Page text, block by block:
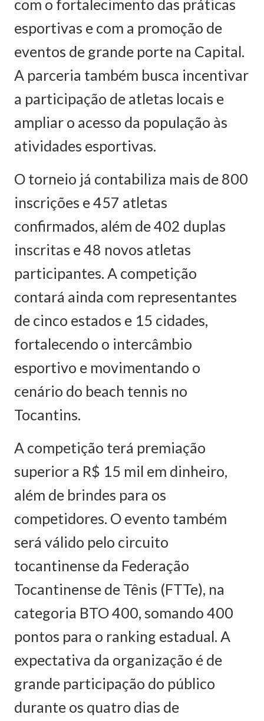
com o fortalecimento das práticas
esportivas e com a promoção de
eventos de grande porte na Capital.
A parceria também busca incentivar
a participação de atletas locais e
ampliar o acesso da população às
atividades esportivas.
O torneio já contabiliza mais de 800
inscrições e 457 atletas
confirmados, além de 402 duplas
inscritas e 48 novos atletas
participantes. A competição
contará ainda com representantes
de cinco estados e 15 cidades,
fortalecendo o intercâmbio
esportivo e movimentando o
cenário do beach tennis no
Tocantins.
A competição terá premiação
superior a R$ 15 mil em dinheiro,
além de brindes para os
competidores. O evento também
será válido pelo circuito
tocantinense da Federação
Tocantinense de Tênis (FTTe), na
categoria BTO 400, somando 400
pontos para o ranking estadual. A
expectativa da organização é de
grande participação do público
durante os quatro dias de